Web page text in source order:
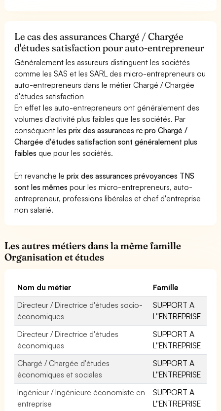
Le cas des assurances Chargé / Chargée
d'études satisfaction pour auto-entrepreneur
Généralement les assureurs distinguent les sociétés
comme les SAS et les SARL des micro-entrepreneurs ou
auto-entrepreneurs dans le métier Chargé / Chargée
d'études satisfaction
En effet les auto-entrepreneurs ont généralement des
volumes d'activité plus faibles que les sociétés. Par
conséquentles prix des assurances rc pro Chargé /
Chargée d'études satisfaction sont généralement plus
faibles que pour les sociétés.
En revanche leprix des assurances prévoyances TNS
sont les mêmes pour les micro-entrepreneurs, auto-
entrepreneur, professions libérales et chef d'entreprise
non salarié.
Les autres métiers dans la même famille
Organisation et études
Nom du métier
Famille
Directeur / Directrice d'études socio-
économiques
SUPPORT A
L''ENTREPRISE
Directeur / Directrice d'études
économiques
SUPPORT A
L''ENTREPRISE
Chargé / Chargée d'études
économiques et sociales
SUPPORT A
L''ENTREPRISE
Ingénieur / Ingénieure économiste en
entreprise
SUPPORT A
L''ENTREPRISE